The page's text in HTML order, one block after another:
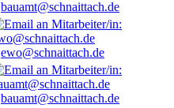
bauamt@schnaittach.de
ewo@schnaittach.de
bauamt@schnaittach.de